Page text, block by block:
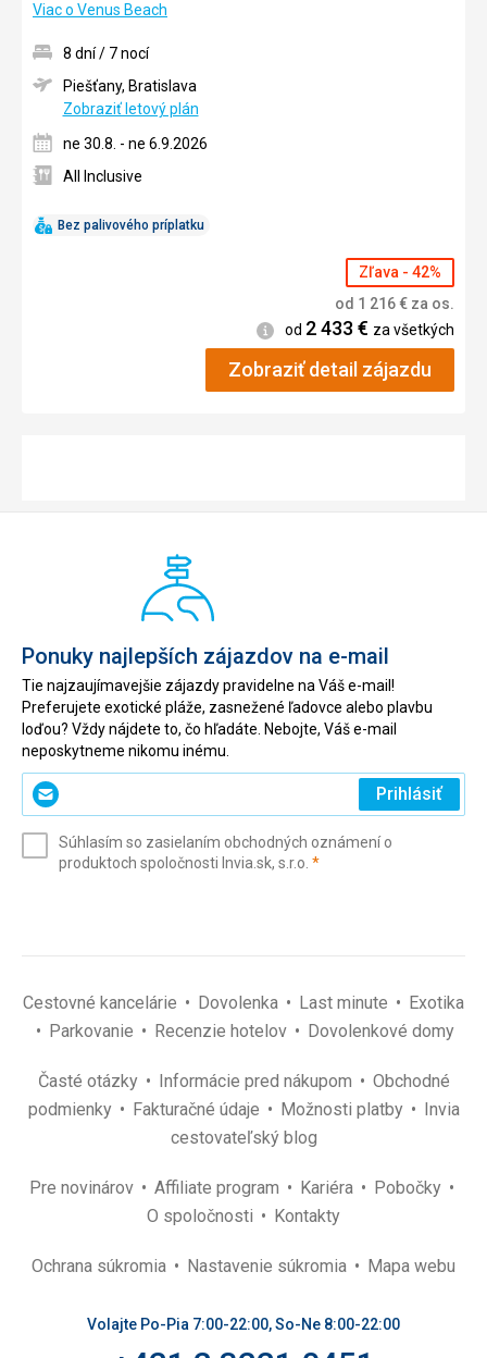
Viac o Venus Beach
Bez palivového príplatku
8 dní / 7 nocí
Piešťany, Bratislava
Zobraziť letový plán
ne 30.8. - ne 6.9.2026
All Inclusive
Zľava - 42%
od 1 216€ za os.
Informácie
od 2 433 € za všetkých
Zobraziť detail zájazdu
Ponuky najlepších zájazdov na e-mail
Tie najzaujímavejšie zájazdy pravidelne na Váš e-mail!
Preferujete exotické pláže, zasnežené ľadovce alebo plavbu
loďou? Vždy nájdete to, čo hľadáte. Nebojte, Váš e-mail
neposkytneme nikomu inému.
Zadajte
svoj
(povinné)
Prihlásiť
Súhlasím so zasielaním obchodných oznámení o
produktoch spoločnosti Invia.sk, s.r.o. *(povinné)
Cestovné kancelárie Dovolenka Last minute
Exotika
Parkovanie
Recenzie hotelov Dovolenkové domy
Časté otázky Informácie pred nákupom
Obchodné
podmienky
Fakturačné údaje Možnosti platby
Invia
cestovateľský blog
Pre novinárov Affiliate program Kariéra
Pobočky
O spoločnosti
Kontakty
Ochrana súkromia Nastavenie súkromia Mapa webu
Volajte Po-Pia 7:00-22:00, So-Ne 8:00-22:00